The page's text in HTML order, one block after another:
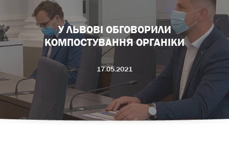
У ЛЬВОВІ ОБГОВОРИЛИ
КОМПОСТУВАННЯ ОРГАНІКИ
17.05.2021